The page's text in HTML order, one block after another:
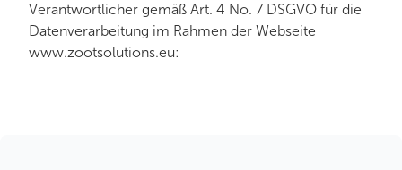
Verantwortlicher gemäß Art. 4 No. 7 DSGVO für die
Datenverarbeitung im Rahmen der Webseite
www.zootsolutions.eu: